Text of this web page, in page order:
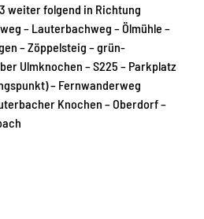
weiter folgend in Richtung
– Lauterbachweg – Ölmühle –
– Zöppelsteig – grün-
Ulmknochen – S225 – Parkplatz
– Fernwanderweg
Knochen – Oberdorf –